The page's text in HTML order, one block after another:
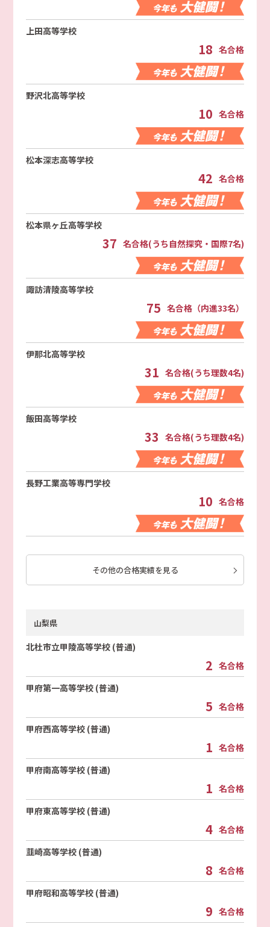
上田高等学校
18 名合格
野沢北高等学校
10 名合格
松本深志高等学校
42 名合格
松本県ヶ丘高等学校
37 名合格(うち自然探究・国際7名)
諏訪清陵高等学校
75 名合格（内進33名）
伊那北高等学校
31 名合格(うち理数4名)
飯田高等学校
33 名合格(うち理数4名)
長野工業高等専門学校
10 名合格
その他の合格実績を見る
山梨県
北杜市立甲陵高等学校 (普通)
2 名合格
甲府第一高等学校 (普通)
5 名合格
甲府西高等学校 (普通)
1 名合格
甲府南高等学校 (普通)
1 名合格
甲府東高等学校 (普通)
4 名合格
韮崎高等学校 (普通)
8 名合格
甲府昭和高等学校 (普通)
9 名合格